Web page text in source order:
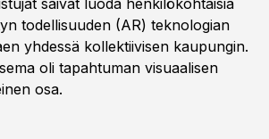
saivat luoda henkilökohtaisia
todellisuuden (AR) teknologian
yhdessä kollektiivisen kaupungin.
oli tapahtuman visuaalisen
osa.